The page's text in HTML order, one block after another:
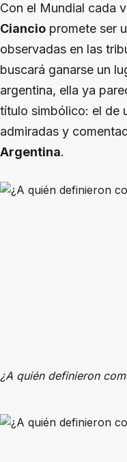
Con el Mundial cada
Ciancio promete ser
observadas en las
buscará ganarse un
argentina, ella ya
título simbólico: el de
admiradas y
Argentina.
¿A quién definieron